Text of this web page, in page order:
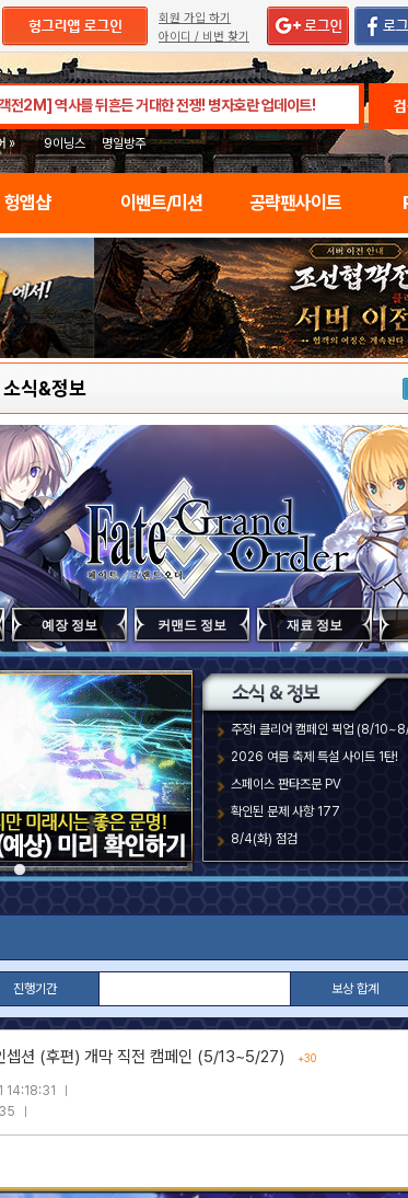
회원 가입 하기
아이디 / 비번 찾기
» 9이닝스 명일방주
헝앱샵 이벤트/미션 공략팬사이트
소식&정보
예장 정보 커맨드 정보 재료 정보
주장Ⅰ 클리어 캠페인 픽업 (8/
2026 여름 축제 특설 사이트 1탄!
스페이스 판타즈문 PV
확인된 문제 사항 177
8/4(화) 점검
진행기간 보상 합계
셉션 (후편) 개막 직전 캠페인 (5/13~5/27) +30
14:18:31